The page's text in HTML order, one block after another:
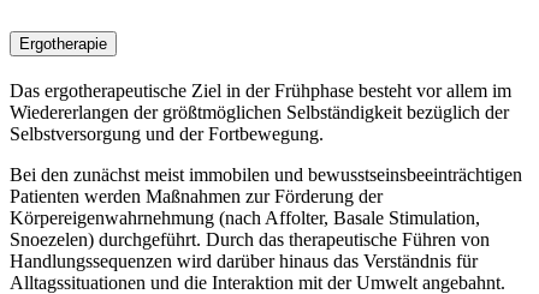
Ergotherapie
Das ergotherapeutische Ziel in der Frühphase besteht vor allem im
Wiedererlangen der größtmöglichen Selbständigkeit bezüglich der
Selbstversorgung und der Fortbewegung.
Bei den zunächst meist immobilen und bewusstseinsbeeinträchtigen
Patienten werden Maßnahmen zur Förderung der
Körpereigenwahrnehmung (nach Affolter, Basale Stimulation,
Snoezelen) durchgeführt. Durch das therapeutische Führen von
Handlungssequenzen wird darüber hinaus das Verständnis für
Alltagssituationen und die Interaktion mit der Umwelt angebahnt.